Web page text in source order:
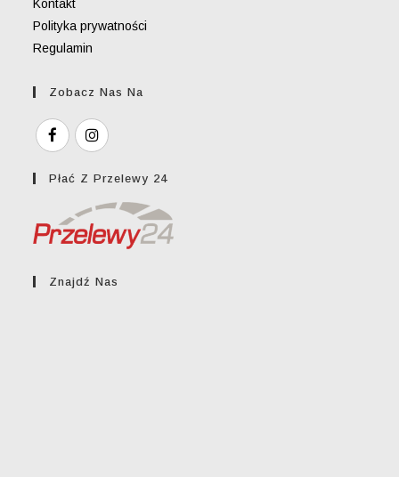
Kontakt
Polityka prywatności
Regulamin
Zobacz Nas Na
Płać Z Przelewy 24
Znajdź Nas